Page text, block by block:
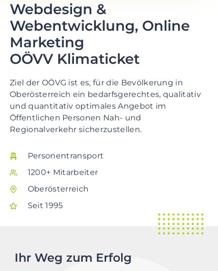
t
e
Webdesign &
Webentwicklung, Online
Marketing
OÖVV Klimaticket
Ziel der OÖVG ist es, für die Bevölkerung in
Oberösterreich ein bedarfsgerechtes, qualitativ
und quantitativ optimales Angebot im
Öffentlichen Personen Nah- und
Regionalverkehr sicherzustellen.
Personentransport
1200+ Mitarbeiter
Oberösterreich
Seit 1995
Ihr Weg zum Erfolg